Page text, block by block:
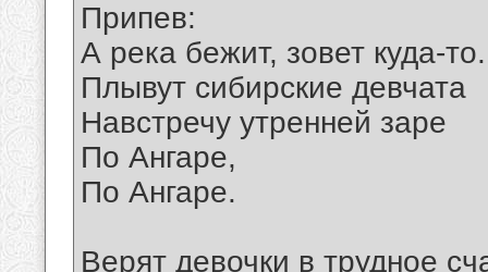
Припев:
А река бежит, зовет куда-
Плывут сибирские девчата
Навстречу утренней заре
По Ангаре,
По Ангаре.
Верят девочки в трудное